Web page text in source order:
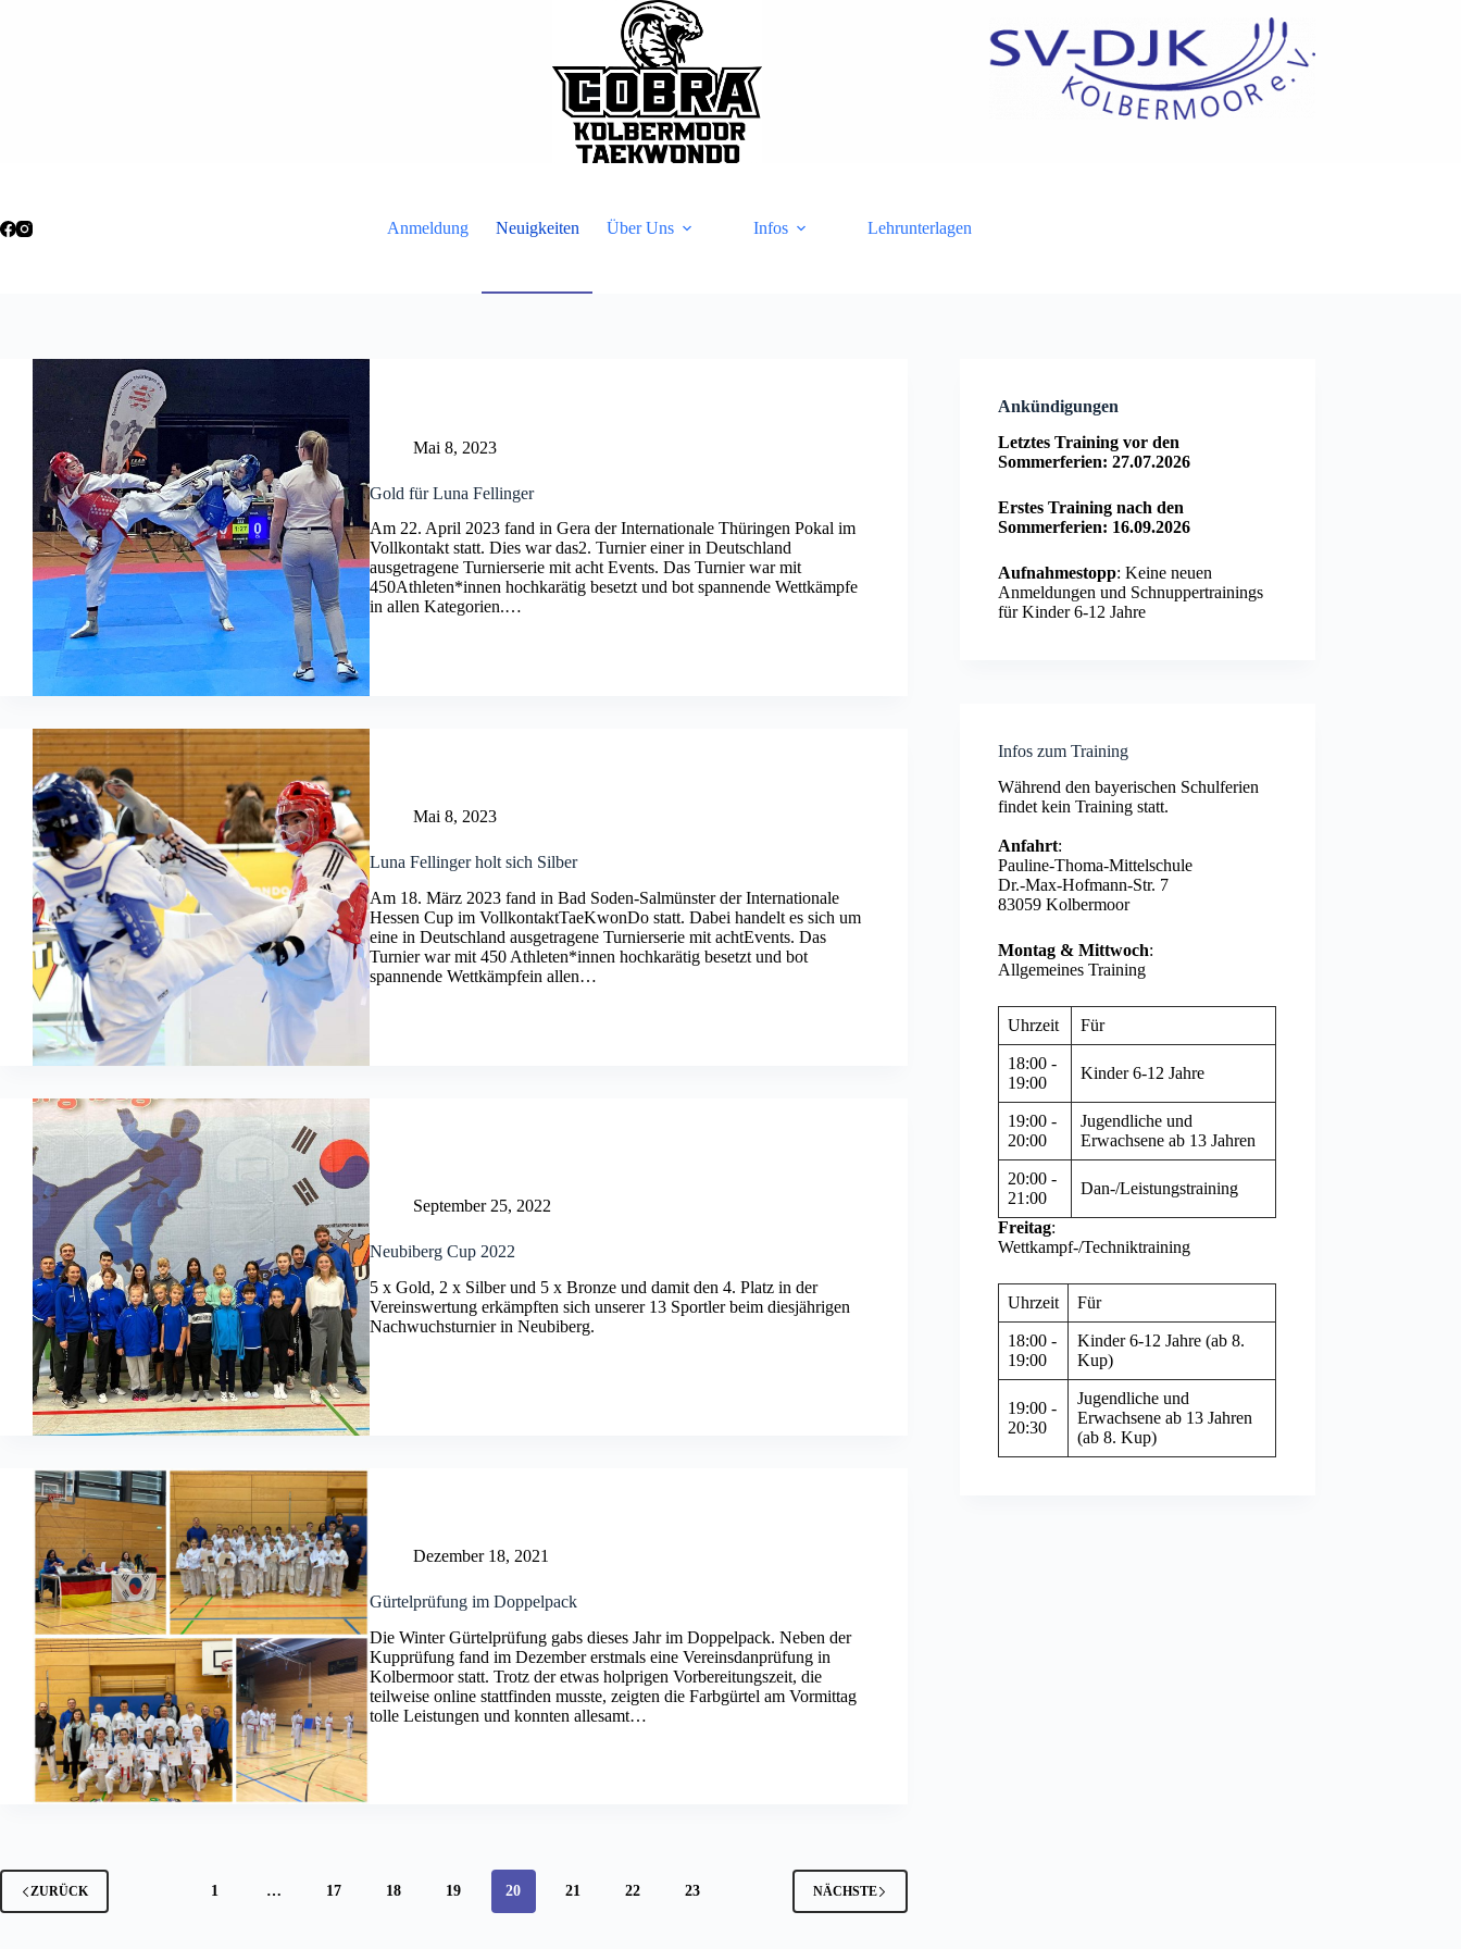
Anmeldung Neuigkeiten Über Uns Infos Lehrunterlagen
Mai 8, 2023
Gold für Luna Fellinger
Am 22. April 2023 fand in Gera der Internationale Thüringen Pokal im
Vollkontakt statt. Dies war das2. Turnier einer in Deutschland
ausgetragene Turnierserie mit acht Events. Das Turnier war mit
450Athleten*innen hochkarätig besetzt und bot spannende Wettkämpfe
in allen Kategorien.…
Mai 8, 2023
Luna Fellinger holt sich Silber
Am 18. März 2023 fand in Bad Soden-Salmünster der Internationale
Hessen Cup im VollkontaktTaeKwonDo statt. Dabei handelt es sich um
eine in Deutschland ausgetragene Turnierserie mit achtEvents. Das
Turnier war mit 450 Athleten*innen hochkarätig besetzt und bot
spannende Wettkämpfein allen…
September 25, 2022
Neubiberg Cup 2022
5 x Gold, 2 x Silber und 5 x Bronze und damit den 4. Platz in der
Vereinswertung erkämpften sich unserer 13 Sportler beim diesjährigen
Nachwuchsturnier in Neubiberg.
Dezember 18, 2021
Gürtelprüfung im Doppelpack
Die Winter Gürtelprüfung gabs dieses Jahr im Doppelpack. Neben der
Kupprüfung fand im Dezember erstmals eine Vereinsdanprüfung in
Kolbermoor statt. Trotz der etwas holprigen Vorbereitungszeit, die
teilweise online stattfinden musste, zeigten die Farbgürtel am Vormittag
tolle Leistungen und konnten allesamt…
ZURÜCK 1 … 17 18 19 20 21 22 23 NÄCHSTE
Ankündigungen
Letztes Training vor den
Sommerferien: 27.07.2026
Erstes Training nach den
Sommerferien: 16.09.2026
Aufnahmestopp: Keine neuen
Anmeldungen und Schnuppertrainings
für Kinder 6-12 Jahre
Infos zum Training
Während den bayerischen Schulferien
findet kein Training statt.
Anfahrt:
Pauline-Thoma-Mittelschule
Dr.-Max-Hofmann-Str. 7
83059 Kolbermoor
Montag & Mittwoch:
Allgemeines Training
Uhrzeit Für
18:00 -
19:00
Kinder 6-12 Jahre
19:00 -
20:00
Jugendliche und
Erwachsene ab 13 Jahren
20:00 -
21:00
Dan-/Leistungstraining
Freitag:
Wettkampf-/Techniktraining
Uhrzeit Für
18:00 -
19:00
Kinder 6-12 Jahre (ab 8.
Kup)
19:00 -
20:30
Jugendliche und
Erwachsene ab 13 Jahren
(ab 8. Kup)